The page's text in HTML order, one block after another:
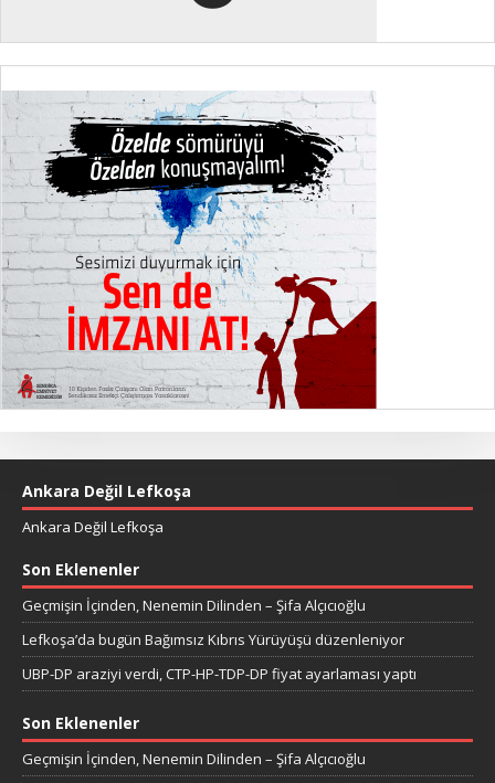
Ankara Değil Lefkoşa
Ankara Değil Lefkoşa
Son Eklenenler
Geçmişin İçinden, Nenemin Dilinden – Şifa Alçıcıoğlu
Lefkoşa’da bugün Bağımsız Kıbrıs Yürüyüşü düzenleniyor
UBP-DP araziyi verdi, CTP-HP-TDP-DP fiyat ayarlaması yaptı
Son Eklenenler
Geçmişin İçinden, Nenemin Dilinden – Şifa Alçıcıoğlu